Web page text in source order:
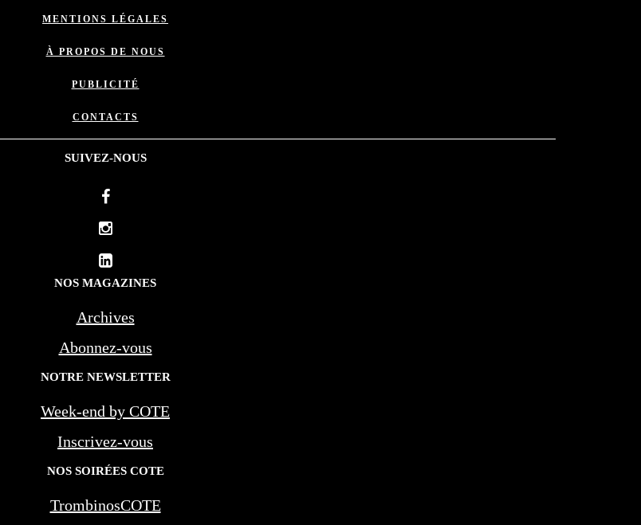
MENTIONS LÉGALES
À PROPOS DE NOUS
PUBLICITÉ
CONTACTS
SUIVEZ-NOUS
NOS MAGAZINES
Archives
Abonnez-vous
NOTRE NEWSLETTER
Week-end by COTE
Inscrivez-vous
NOS SOIRÉES COTE
TrombinosCOTE